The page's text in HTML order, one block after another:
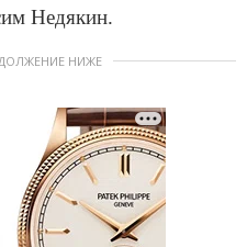
Недякин.
НИЖЕ